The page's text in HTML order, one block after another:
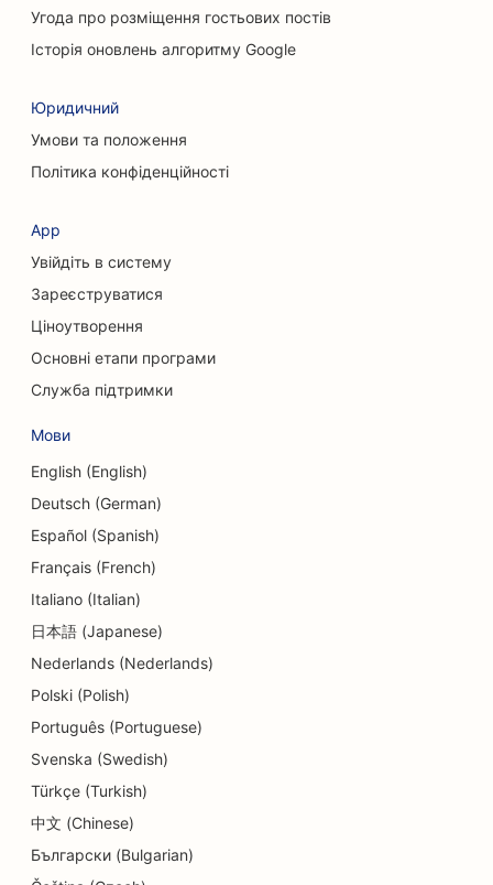
SEO для хіропрактиків
SEO для кав'ярень
SEO для консалтингових компаній
SEO для сервісів обміну валют
SEO для черепно-лицьових хірургів
SEO для кредитних спілок
SEO для танцювальних студій
SEO для дитячих садків
SEO для послуг боргового консультування
SEO для стоматологічних клінік
SEO для делікатесів
SEO для ресторанів
SEO для послуг дермабразії
SEO для магазинів пончиків
SEO для освітніх послуг та послуг по догляду
Угода про розміщення гостьових постів
Історія оновлень алгоритму Google
Юридичний
Умови та положення
Політика конфіденційності
App
Увійдіть в систему
Зареєструватися
Ціноутворення
Основні етапи програми
Служба підтримки
Мови
English (English)
Deutsch (German)
Español (Spanish)
Français (French)
Italiano (Italian)
日本語 (Japanese)
Nederlands (Nederlands)
Polski (Polish)
Português (Portuguese)
Svenska (Swedish)
Türkçe (Turkish)
中文 (Chinese)
Български (Bulgarian)